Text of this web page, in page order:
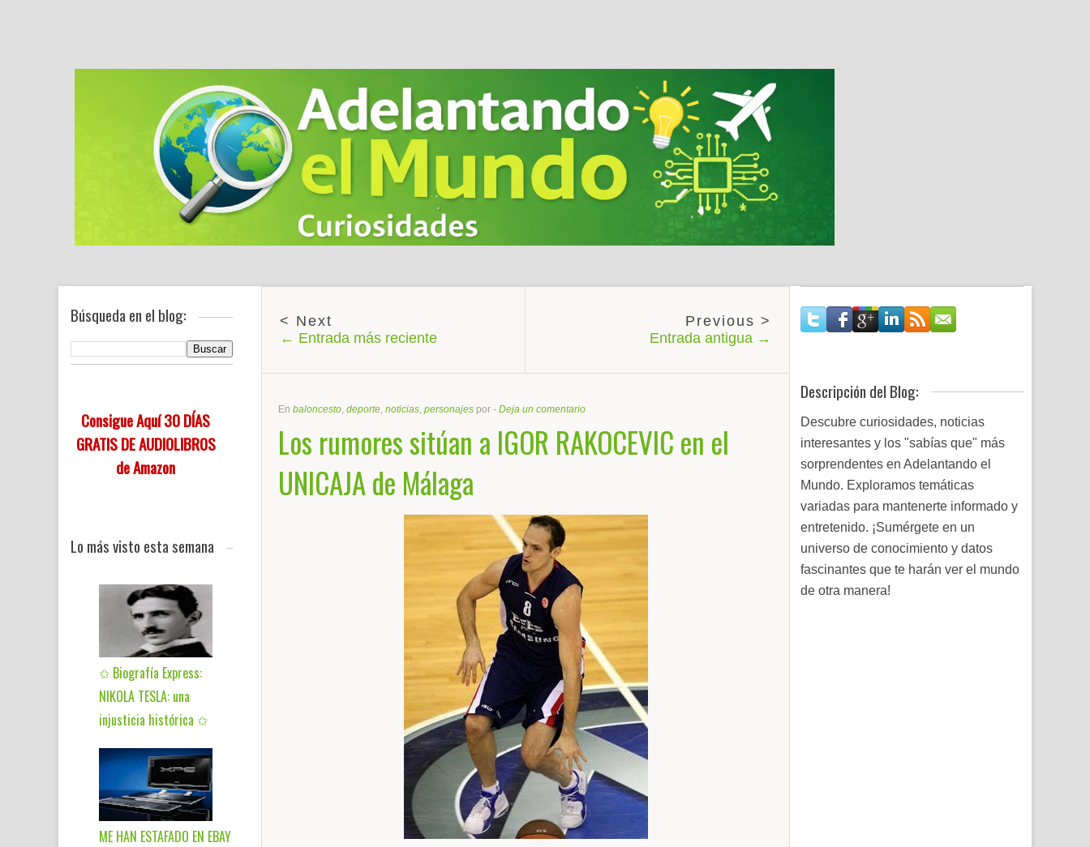
Búsqueda en el blog:
Consigue Aquí 30 DÍAS
GRATIS DE AUDIOLIBROS
de Amazon
Lo más visto esta semana
✩ Biografía Express:
NIKOLA TESLA: una
injusticia histórica ✩
ME HAN ESTAFADO EN EBAY
← Entrada más reciente Entrada antigua →
En baloncesto, deporte, noticias, personajes por - Deja un comentario
Los rumores sitúan a IGOR RAKOCEVIC en el
UNICAJA de Málaga
Descripción del Blog:
Descubre curiosidades, noticias
interesantes y los "sabías que" más
sorprendentes en Adelantando el
Mundo. Exploramos temáticas
variadas para mantenerte informado y
entretenido. ¡Sumérgete en un
universo de conocimiento y datos
fascinantes que te harán ver el mundo
de otra manera!